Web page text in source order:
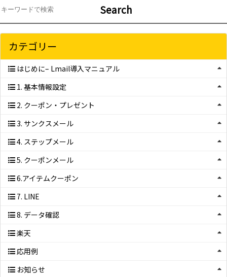
Search
カテゴリー
はじめに– Lmail導入マニュアル
1. 基本情報設定
2. クーポン・プレゼント
3. サンクスメール
4. ステップメール
5. クーポンメール
6.アイテムクーポン
7. LINE
8. データ確認
楽天
応用例
お知らせ